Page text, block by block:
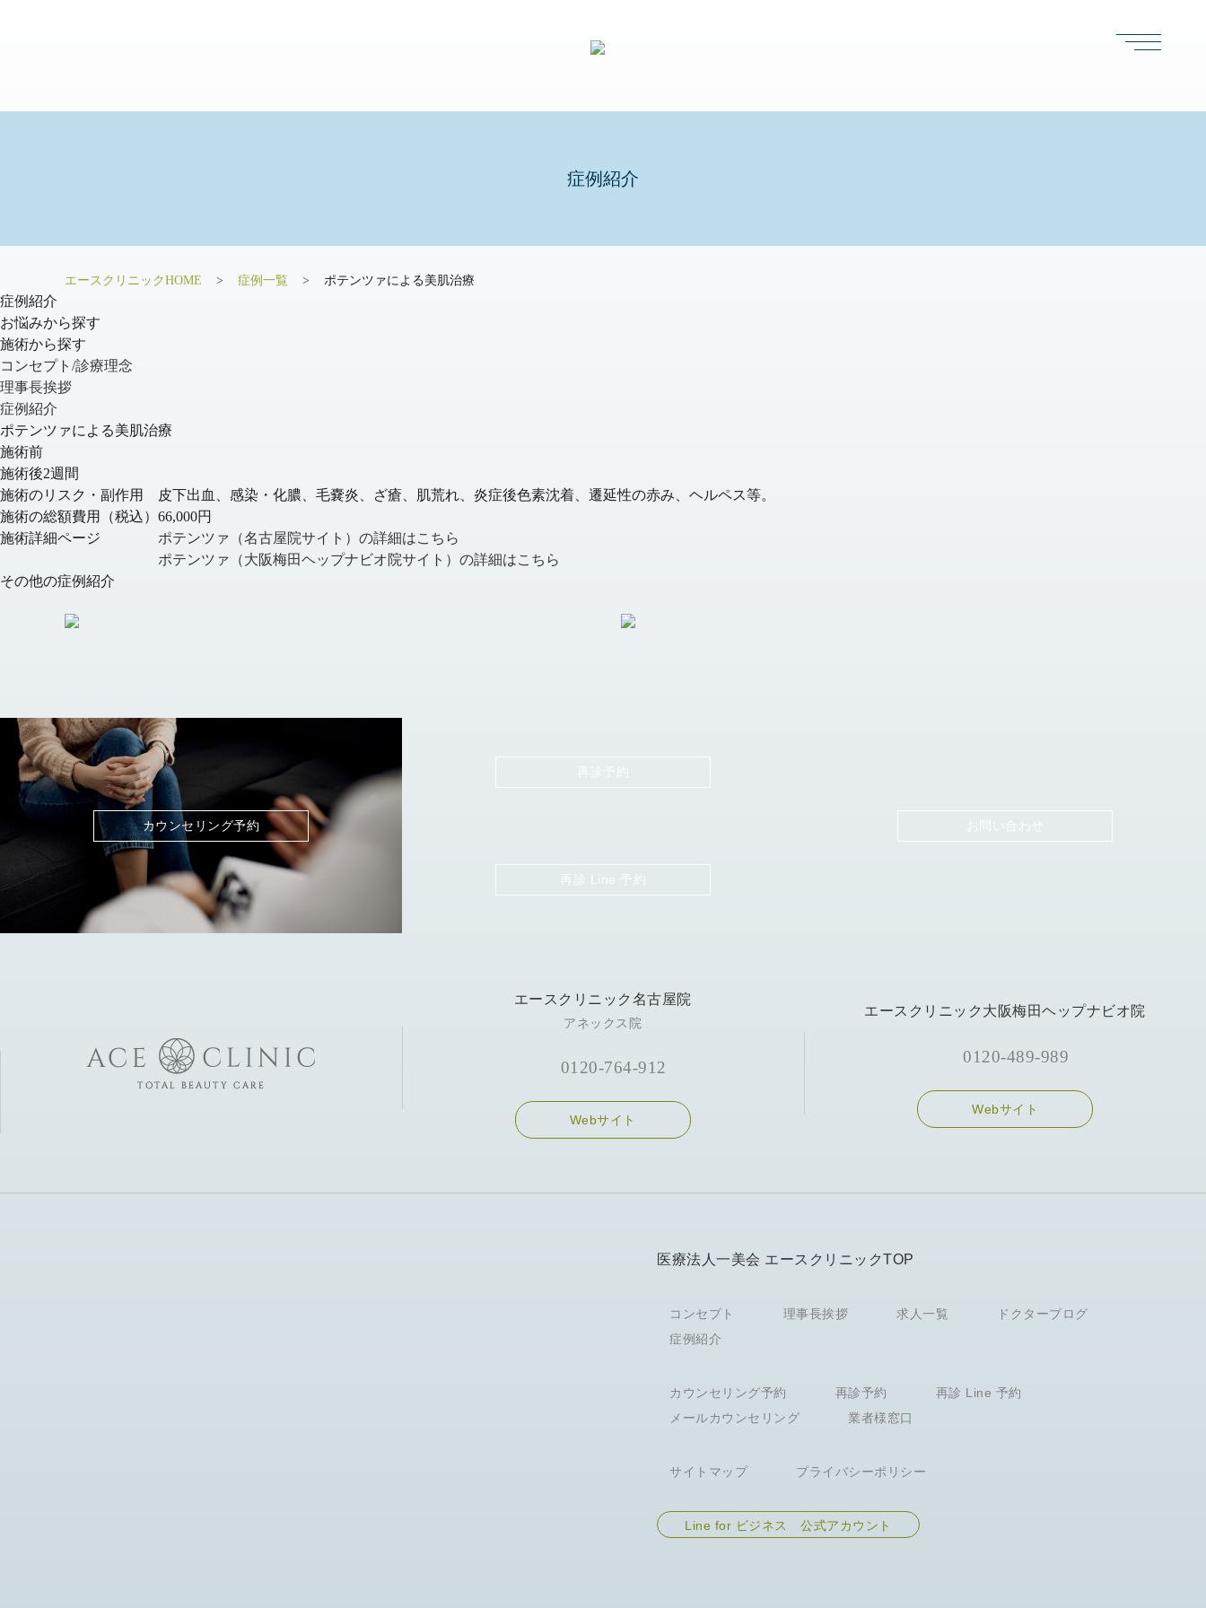
症例紹介
エースクリニックHOME 症例一覧 ポテンツァによる美肌治療
症例紹介
お悩みから探す
施術から探す
コンセプト/診療理念
理事長挨拶
症例紹介
ポテンツァによる美肌治療
施術前
施術後2週間
施術のリスク・副作用
皮下出血、感染・化膿、毛嚢炎、ざ瘡、肌荒れ、炎症後色素沈着、遷延性の赤み、ヘルペス等。
施術の総額費用（税込） 66,000円
施術詳細ページ
ポテンツァ（名古屋院サイト）の詳細はこちら
ポテンツァ（大阪梅田ヘップナビオ院サイト）の詳細はこちら
その他の症例紹介
カウンセリング予約
再診予約
再診 Line 予約
お問い合わせ
エースクリニック名古屋院
アネックス院
0120-764-912
Webサイト
エースクリニック大阪梅田ヘップナビオ院
0120-489-989
Webサイト
医療法人一美会 エースクリニックTOP
コンセプト 理事長挨拶 求人一覧
ドクターブログ
症例紹介
カウンセリング予約 再診予約
再診 Line 予約
メールカウンセリング
業者様窓口
サイトマップ プライバシーポリシー
Line for ビジネス 公式アカウント